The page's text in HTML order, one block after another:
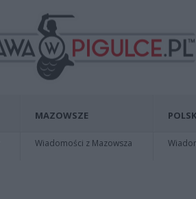
MAZOWSZE
Wiadomości z Mazowsza